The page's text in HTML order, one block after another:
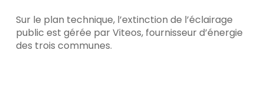
Sur le plan technique, l’extinction de l’éclairage
public est gérée par Viteos, fournisseur d’énergie
des trois communes.